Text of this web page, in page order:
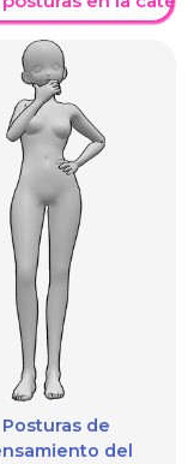
Posturas de
del